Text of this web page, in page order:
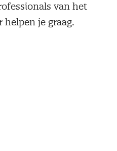
van het
je graag.